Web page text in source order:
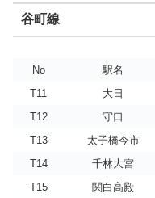
谷町線
No
駅名
T11
大日
T12
守口
T13
太子橋今市
T14
千林大宮
T15
関白高殿